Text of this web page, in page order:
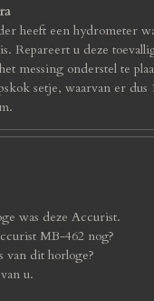
heeft een hydrometer
Repareert u deze
messing onderstel te
setje, waarvan er
was deze Accurist.
MB-462 nog?
van dit horloge?
u.